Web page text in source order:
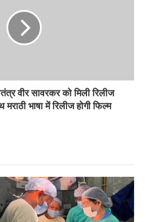
वीर सावरकर को मिली रिलीज
भाषा में रिलीज होगी फिल्म